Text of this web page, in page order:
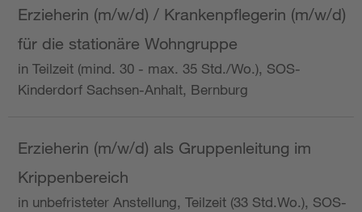
Erzieherin (m/w/d) / Krankenpflegerin (m/w/d)
für die stationäre Wohngruppe
in Teilzeit (mind. 30 - max. 35 Std./Wo.), SOS-
Kinderdorf Sachsen-Anhalt, Bernburg
Erzieherin (m/w/d) als Gruppenleitung im
Krippenbereich
in unbefristeter Anstellung, Teilzeit (33 Std.Wo.), SOS-